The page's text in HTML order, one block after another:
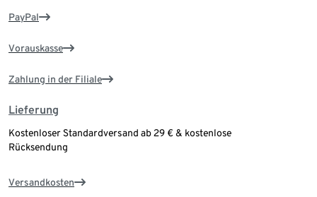
PayPal
Vorauskasse
Zahlung in der Filiale
Lieferung
Kostenloser Standardversand ab 29 € & kostenlose
Rücksendung
Versandkosten